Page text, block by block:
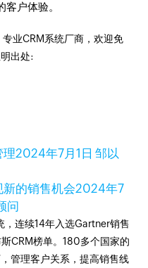
户体验。
业CRM系统厂商，欢迎免
明出处:
理2024年7月1日 邹以
的销售机会2024年7
问
，连续14年入选Gartner销售
CRM榜单。180多个国家的
管理客户关系，提高销售线